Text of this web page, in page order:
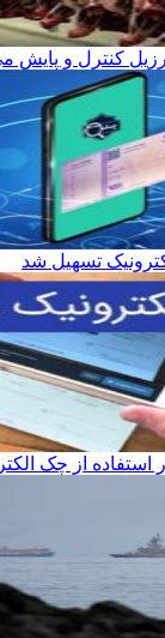
کنترل و پایش
تسهیل شد
از چک